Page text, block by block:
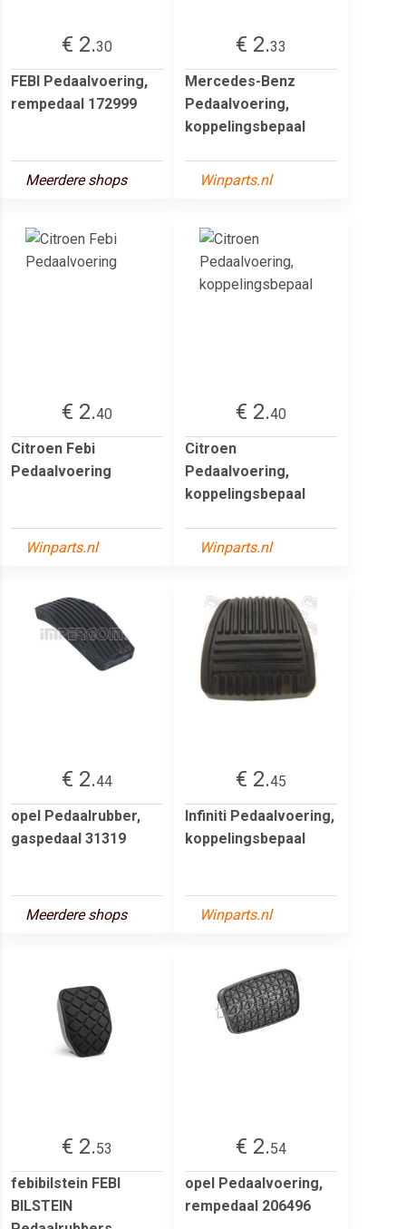
€ 2.30
FEBI Pedaalvoering,
rempedaal 172999
Meerdere shops
€ 2.33
Mercedes-Benz
Pedaalvoering,
koppelingsbepaal
Winparts.nl
€ 2.40
Citroen Febi
Pedaalvoering
Winparts.nl
€ 2.40
Citroen
Pedaalvoering,
koppelingsbepaal
Winparts.nl
€ 2.44
opel Pedaalrubber,
gaspedaal 31319
Meerdere shops
€ 2.45
Infiniti Pedaalvoering,
koppelingsbepaal
Winparts.nl
€ 2.53
febibilstein FEBI
BILSTEIN
€ 2.54
opel Pedaalvoering,
rempedaal 206496